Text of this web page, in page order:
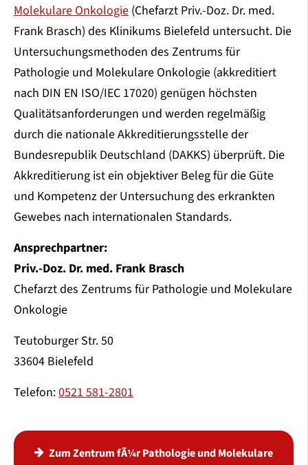
Molekulare Onkologie (Chefarzt Priv.-Doz. Dr. med.
Frank Brasch) des Klinikums Bielefeld untersucht. Die
Untersuchungsmethoden des Zentrums für
Pathologie und Molekulare Onkologie (akkreditiert
nach DIN EN ISO/IEC 17020) genügen höchsten
Qualitätsanforderungen und werden regelmäßig
durch die nationale Akkreditierungsstelle der
Bundesrepublik Deutschland (DAKKS) überprüft. Die
Akkreditierung ist ein objektiver Beleg für die Güte
und Kompetenz der Untersuchung des erkrankten
Gewebes nach internationalen Standards.
Ansprechpartner:
Priv.-Doz. Dr. med. Frank Brasch
Chefarzt des Zentrums für Pathologie und Molekulare
Onkologie
Teutoburger Str. 50
33604 Bielefeld
Telefon:0521 581-2801
Zum Zentrum fÃ¼r Pathologie und Molekulare